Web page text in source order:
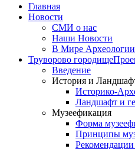
Главная
Новости
СМИ о нас
Наши Новости
В Мире Археологии
Труворово городище
Введение
История и
Историко-
Ландшафт и
Музеефикация
Форма
Принципы